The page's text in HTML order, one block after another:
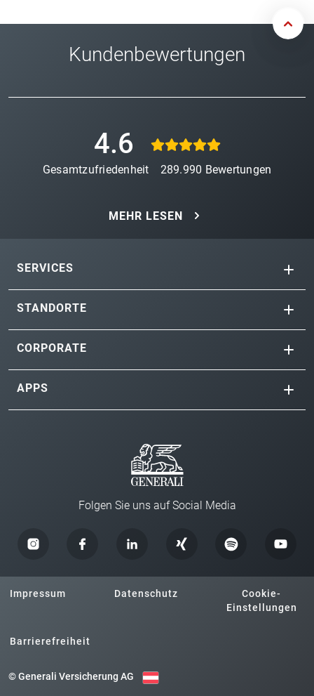
Kundenbewertungen
4.6
Gesamtzufriedenheit 289.990 Bewertungen
MEHR LESEN
SERVICES
STANDORTE
CORPORATE
APPS
Folgen Sie uns auf Social Media
Impressum Datenschutz
Cookie-
Einstellungen
Barrierefreiheit
© Generali Versicherung AG